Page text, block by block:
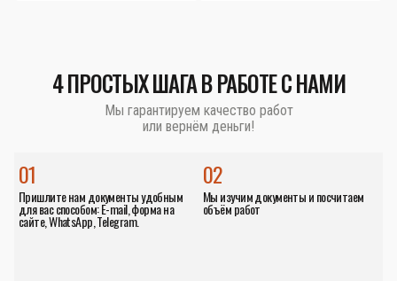
4 ПРОСТЫХ ШАГА В РАБОТЕ С НАМИ
Мы гарантируем качество работ
или вернём деньги!
01
Пришлите нам документы удобным
для вас способом: E-mail, форма на
сайте, WhatsApp, Telegram.
02
Мы изучим документы и посчитаем
объём работ